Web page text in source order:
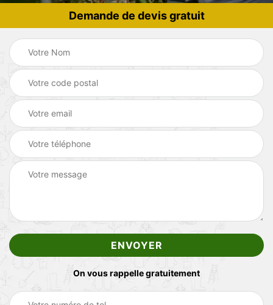
Demande de devis gratuit
On vous rappelle gratuitement